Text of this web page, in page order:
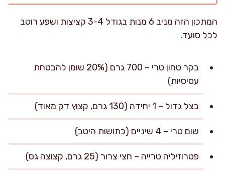
המתכון הזה מניב 6 מנות בגודל 3-4 קציצות ושפע רוטב
לכל סועד.
בקר טחון טרי – 700 גרם (20% שומן להבטחת
עסיסיות)
בצל גדול – 1 יחידה (130 גרם, קצוץ דק מאוד)
שום טרי – 4 שיניים (כתושות היטב)
פטרוזיליה טרייה – חצי צרור (25 גרם, קצוצה גס)